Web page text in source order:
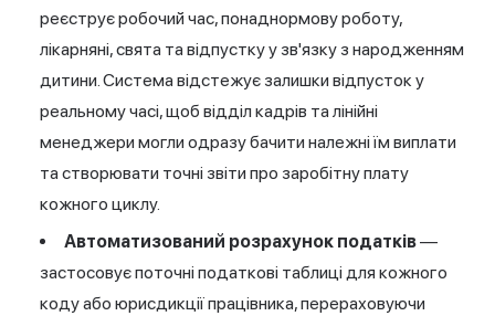
реєструє робочий час, понаднормову роботу,
лікарняні, свята та відпустку у зв'язку з народженням
дитини. Система відстежує залишки відпусток у
реальному часі, щоб відділ кадрів та лінійні
менеджери могли одразу бачити належні їм виплати
та створювати точні звіти про заробітну плату
кожного циклу.
Автоматизований розрахунок податків—
застосовує поточні податкові таблиці для кожного
коду або юрисдикції працівника, перераховуючи